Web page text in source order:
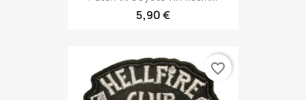
5,90 €
favorite_border